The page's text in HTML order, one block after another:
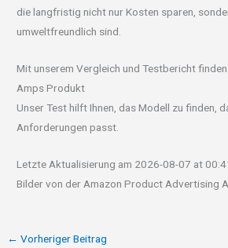
die langfristig nicht nur Kosten sparen,
umweltfreundlich sind.
Mit unserem Vergleich und Testbericht
Amps Produkt
Unser Test hilft Ihnen, das Modell zu finden,
Anforderungen passt.
Letzte Aktualisierung am 2026-08-07 at
Bilder von der Amazon Product Advertising
← Vorheriger Beitrag